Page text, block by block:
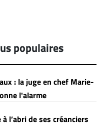
populaires
: la juge en chef Marie-
l'alarme
l’abri de ses créanciers